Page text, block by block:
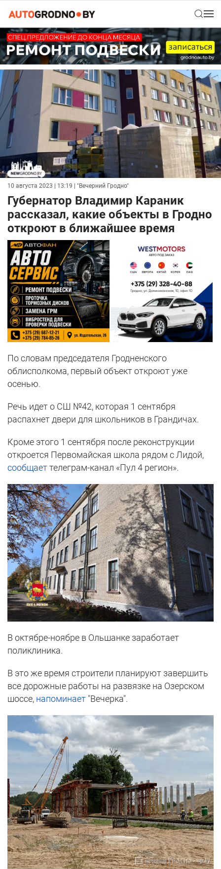
10 августа 2023 | 13:19 | "Вечерний Гродно"
Губернатор Владимир Караник
рассказал, какие объекты в Гродно
откроют в ближайшее время
По словам председателя Гродненского
облисполкома, первый объект откроют уже
осенью.
Речь идет о СШ №42, которая 1 сентября
распахнет двери для школьников в Грандичах.
Кроме этого 1 сентября после реконструкции
откроется Первомайская школа рядом с Лидой,
сообщаеттелеграм-канал «Пул 4 регион».
В октябре-ноябре в Ольшанке заработает
поликлиника.
В это же время строители планируют завершить
все дорожные работы на развязке на Озерском
шоссе, напоминает "Вечерка".